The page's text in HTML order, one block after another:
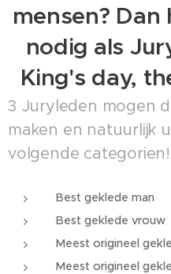
mensen? Dan
nodig als
King's day,
3 Juryleden mogen
maken en natuurlijk
volgende categorien!
Best geklede man
Best geklede vrouw
Meest origineel
Meest origineel